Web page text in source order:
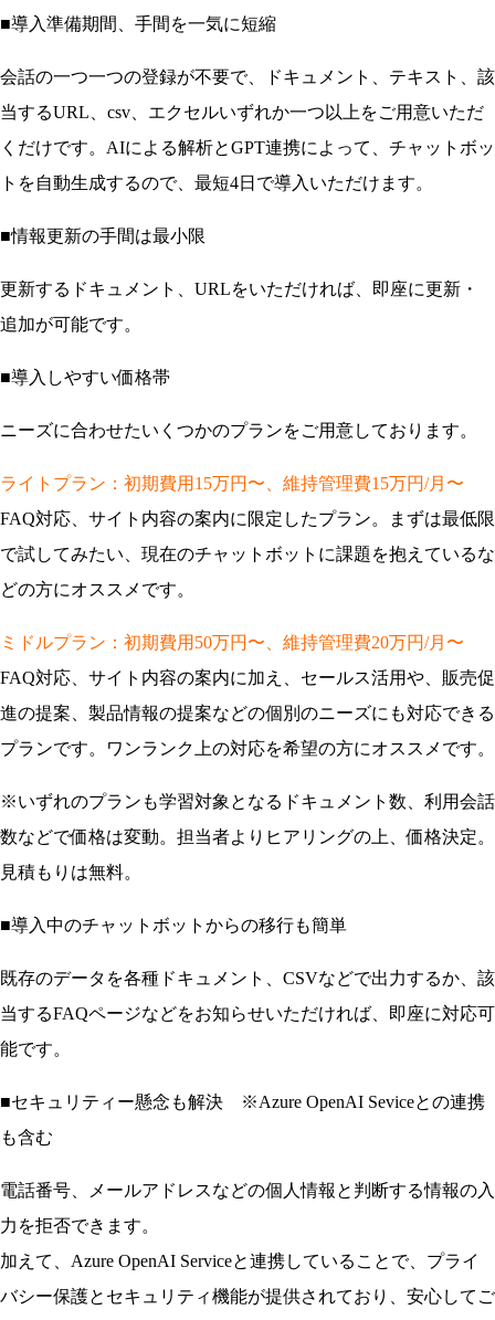
■導入準備期間、手間を一気に短縮
会話の一つ一つの登録が不要で、ドキュメント、テキスト、該
当するURL、csv、エクセルいずれか一つ以上をご用意いただ
くだけです。AIによる解析とGPT連携によって、チャットボッ
トを自動生成するので、最短4日で導入いただけます。
■情報更新の手間は最小限
更新するドキュメント、URLをいただければ、即座に更新・
追加が可能です。
■導入しやすい価格帯
ニーズに合わせたいくつかのプランをご用意しております。
ライトプラン：初期費用15万円〜、維持管理費15万円/月〜
FAQ対応、サイト内容の案内に限定したプラン。まずは最低限
で試してみたい、現在のチャットボットに課題を抱えているな
どの方にオススメです。
ミドルプラン：初期費用50万円〜、維持管理費20万円/月〜
FAQ対応、サイト内容の案内に加え、セールス活用や、販売促
進の提案、製品情報の提案などの個別のニーズにも対応できる
プランです。ワンランク上の対応を希望の方にオススメです。
※いずれのプランも学習対象となるドキュメント数、利用会話
数などで価格は変動。担当者よりヒアリングの上、価格決定。
見積もりは無料。
■導入中のチャットボットからの移行も簡単
既存のデータを各種ドキュメント、CSVなどで出力するか、該
当するFAQページなどをお知らせいただければ、即座に対応可
能です。
■セキュリティー懸念も解決 ※Azure OpenAI Seviceとの連携
も含む
電話番号、メールアドレスなどの個人情報と判断する情報の入
力を拒否できます。
加えて、Azure OpenAI Serviceと連携していることで、プライ
バシー保護とセキュリティ機能が提供されており、安心してご